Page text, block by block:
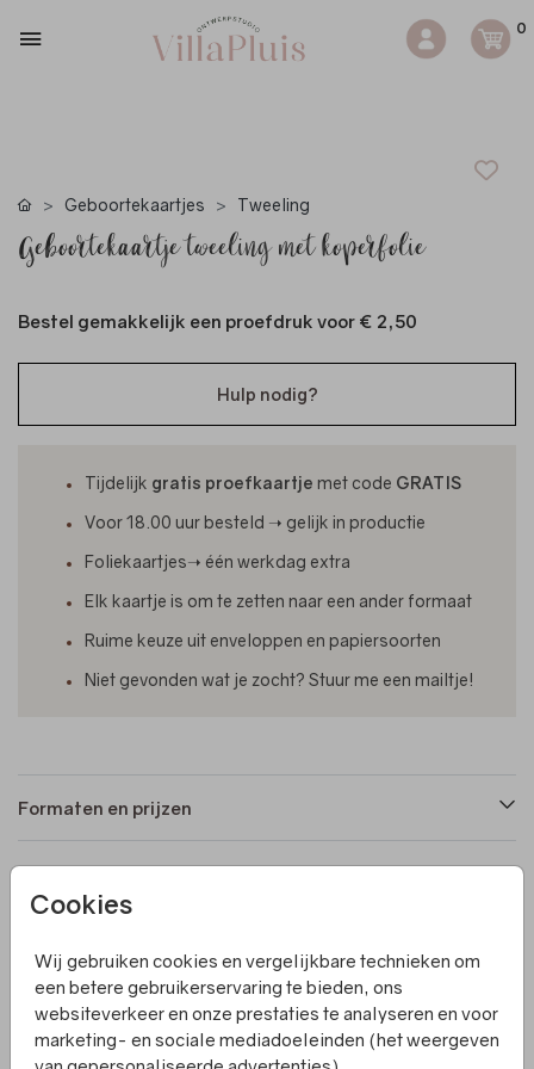
0
Cookies
Wij gebruiken cookies en vergelijkbare technieken om
een betere gebruikerservaring te bieden, ons
websiteverkeer en onze prestaties te analyseren en voor
marketing- en sociale mediadoeleinden (het weergeven
Geboortekaartjes Tweeling
Geboortekaartje tweeling met koperfolie
Bestel gemakkelijk een proefdruk voor € 2,50
Hulp nodig?
Tijdelijk gratis proefkaartje met code GRATIS
Voor 18.00 uur besteld ➝ gelijk in productie
Foliekaartjes➝ één werkdag extra
Elk kaartje is om te zetten naar een ander formaat
Ruime keuze uit enveloppen en papiersoorten
Niet gevonden wat je zocht? Stuur me een mailtje!
Formaten en prijzen
Productinformatie
Omschrijving
Een dubbel rechthoekig geboortekaartje voor een
tweeling. Aan de binnenkant is ruimte voor extra tekst.
Villa Pluis ontwerpt écht unieke en originele